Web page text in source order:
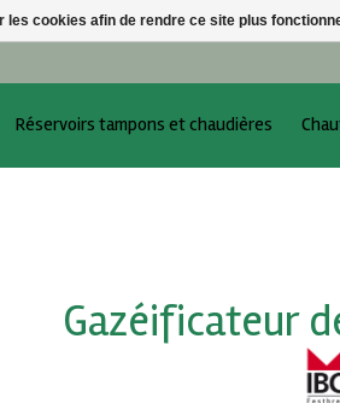
Réservoirs tampons et chaudières
Gazéificateur
les cookies afin de rendre ce site plus